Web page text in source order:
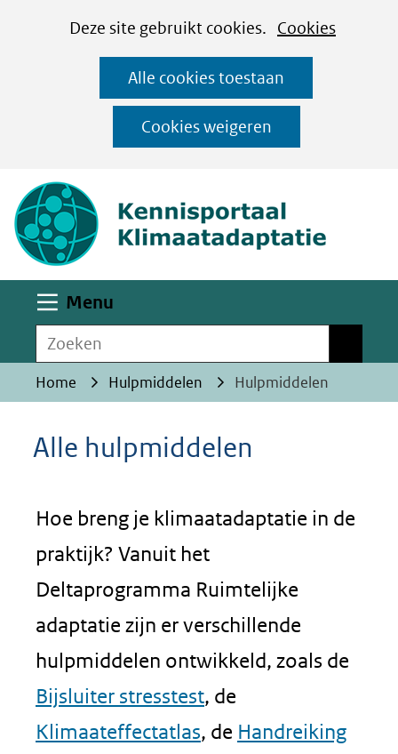
CookiesDeze site gebruikt cookies. Cookies
op
deze
website
worden
toegestaan
geweigerd.
Alle cookies toestaan
Cookies weigeren
Ga
naar
de
inhoud
Menu
Zoeken
Home Hulpmiddelen Hulpmiddelen
Alle hulpmiddelen
Hoe breng je klimaatadaptatie in de
praktijk? Vanuit het
Deltaprogramma Ruimtelijke
adaptatie zijn er verschillende
hulpmiddelen ontwikkeld, zoals de
Bijsluiter stresstest, de
Klimaateffectatlas, de Handreiking